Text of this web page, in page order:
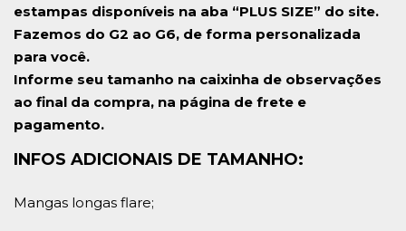
estampas disponíveis na aba “PLUS SIZE” do site.
Fazemos do G2 ao G6, de forma personalizada
para você.
Informe seu tamanho na caixinha de observações
ao final da compra, na página de frete e
pagamento.
INFOS ADICIONAIS DE TAMANHO:
Mangas longas flare;